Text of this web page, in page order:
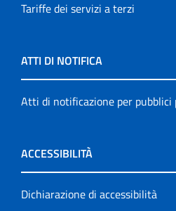
Tariffe dei servizi a terzi
ATTI DI NOTIFICA
Atti di notificazione per pubblici
ACCESSIBILITÀ
Dichiarazione di accessibilità